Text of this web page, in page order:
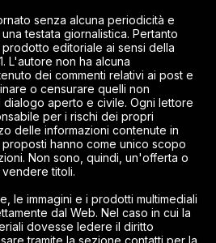
senza alcuna periodicità e
testata giornalistica. Pertanto
editoriale ai sensi della
L'autore non ha alcuna
dei commenti relativi ai post e
o censurare quelli non
aperto e civile. Ogni lettore
per i rischi dei propri
delle informazioni contenute in
hanno come unico scopo
Non sono, quindi, un'offerta o
titoli.
le immagini e i prodotti multimediali
dal Web. Nel caso in cui la
dovesse ledere il diritto
tramite la sezione contatti per la